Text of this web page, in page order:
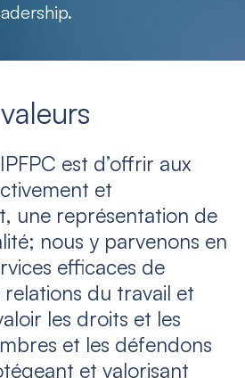
est d’offrir aux
et
une représentation de
nous y parvenons en
efficaces de
du travail et
les droits et les
et les défendons
et valorisant